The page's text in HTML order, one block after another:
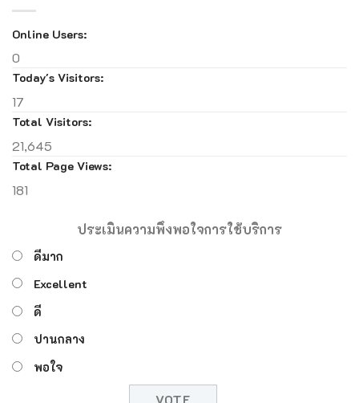
Online Users:
0
Today's Visitors:
17
Total Visitors:
21,645
Total Page Views:
181
ประเมินความพึงพอใจการใช้บริการ
ดีมาก
Excellent
ดี
ปานกลาง
พอใจ